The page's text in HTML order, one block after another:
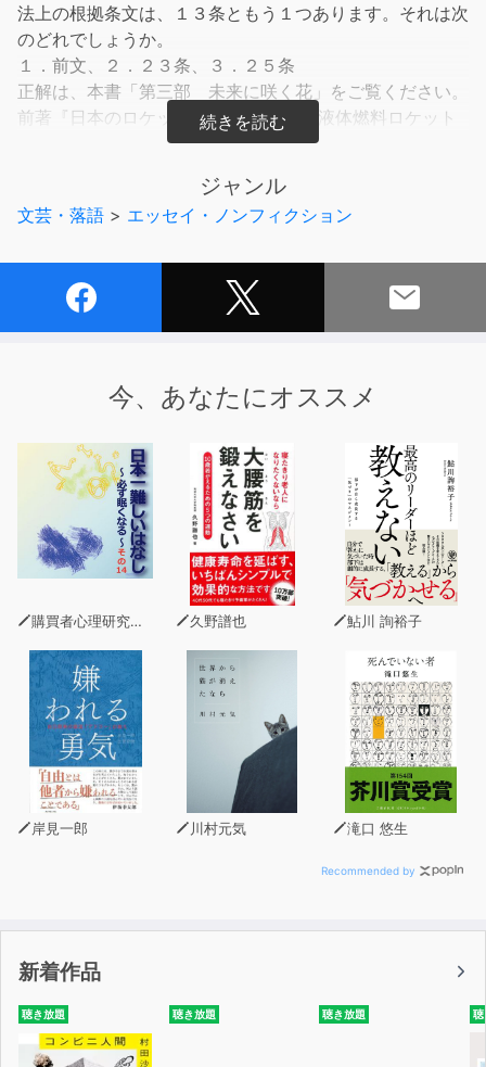
法上の根拠条文は、１３条ともう１つあります。それは次
のどれでしょうか。
１．前文、２．２３条、３．２５条
正解は、本書「第三部 未来に咲く花」をご覧ください。
前著『日本のロケット 真実の軌跡』で液体燃料ロケット
の開発に情熱を注いだ夫の生涯と日本のロケット開発の真
こと、夫のこと、そして息子の死がきっかけとなって国や
巨大組織に立ち向かった「静穏権」活動のこと――娘とし
生記。
第一部 わたしが受け継いできた種
海軍機関学校に入学
父と母の結婚
父の退職と上京
西荻窪に転居
父の独立と小学校入学
他人のお下がりのランドセル
母の看取り
空襲の記憶
女学校入学、そして終戦
第二部 わたしの蒔く種
戦後の女学校生活
女子大に入学
不意打ちのお見合いで結婚
弘前一の財閥宮川家
ヨーロッパツアーに参加
第三部 未来に咲く花
「静穏権」運動の始まり
人間が人間らしく生きる上で最も大切な権利
ジャンル
文芸・落語 > エッセイ・ノンフィクション
今、あなたにオススメ
購買者心理研究所 株式会社モデンナ 顧問 青木幹和 久野譜也 鮎川 詢裕子
岸見一郎 川村元気 滝口 悠生
Recommended by
新着作品
聴き放題 聴き放題 聴き放題 聴